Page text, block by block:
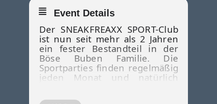
Event Details
Der SNEAKFREAXX SPORT-Club
ist nun seit mehr als 2 Jahren
ein fester Bestandteil in der
Böse Buben Familie. Die
Sportparties finden regelmäßig
jeden Monat und natürlich
wie Ostern, Folsom sowie zu